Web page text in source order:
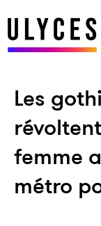
Les
femme
métro